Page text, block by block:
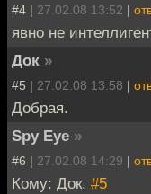
#4 | 27.02.08 13:52 |
явно не
Док »
#5 | 27.02.08 13:58 |
Добрая.
Spy Eye »
#6 | 27.02.08 14:29 |
Кому: Док, #5